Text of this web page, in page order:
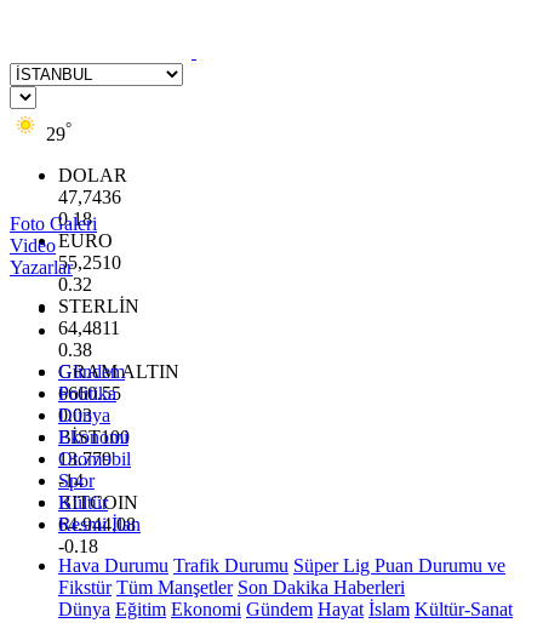
29°
DOLAR
47,7436
0.18
EURO
55,2510
0.32
STERLİN
64,4811
0.38
GRAM ALTIN
6660.55
0.03
BİST100
13.779
-14
BITCOIN
64.944,08
-0.18
Foto Galeri
Video
Yazarlar
Gündem
Politika
Dünya
Ekonomi
Otomobil
Spor
Kültür
Resmi İlan
Hava Durumu Trafik Durumu Süper Lig Puan Durumu ve
Fikstür Tüm Manşetler Son Dakika Haberleri
Dünya Eğitim Ekonomi Gündem Hayat İslam Kültür-Sanat